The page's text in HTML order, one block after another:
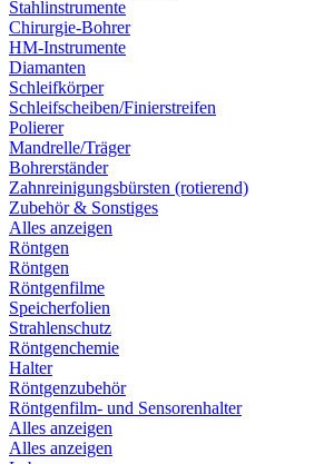
Stahlinstrumente
Chirurgie-Bohrer
HM-Instrumente
Diamanten
Schleifkörper
Schleifscheiben/Finierstreifen
Polierer
Mandrelle/Träger
Bohrerständer
Zahnreinigungsbürsten (rotierend)
Zubehör & Sonstiges
Alles anzeigen
Röntgen
Röntgen
Röntgenfilme
Speicherfolien
Strahlenschutz
Röntgenchemie
Halter
Röntgenzubehör
Röntgenfilm- und Sensorenhalter
Alles anzeigen
Alles anzeigen